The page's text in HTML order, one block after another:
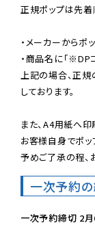
正規ポップは先着
・メーカーから
・商品名に「※DP
上記の場合、正
しております。
また、A4用紙へ印
お客様自身でポッ
予めご了承の程、
一次予約
一次予約締切 2